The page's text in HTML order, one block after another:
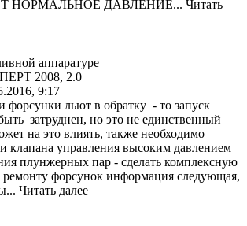
НОРМАЛЬНОЕ ДАВЛЕНИЕ... Читать
аппаратуре
2008, 2.0
, 9:17
форсунки льют в обратку - то запуск
затруднен, но это не единственный
на это влиять, также необходимо
клапана управления высоким давлением
плунжерных пар - сделать комплексную
ремонту форсунок информация следующая,
Читать далее